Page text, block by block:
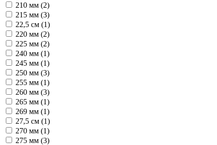
210 мм (2)
215 мм (3)
22,5 см (1)
220 мм (2)
225 мм (2)
240 мм (1)
245 мм (1)
250 мм (3)
255 мм (1)
260 мм (3)
265 мм (1)
269 мм (1)
27,5 см (1)
270 мм (1)
275 мм (3)